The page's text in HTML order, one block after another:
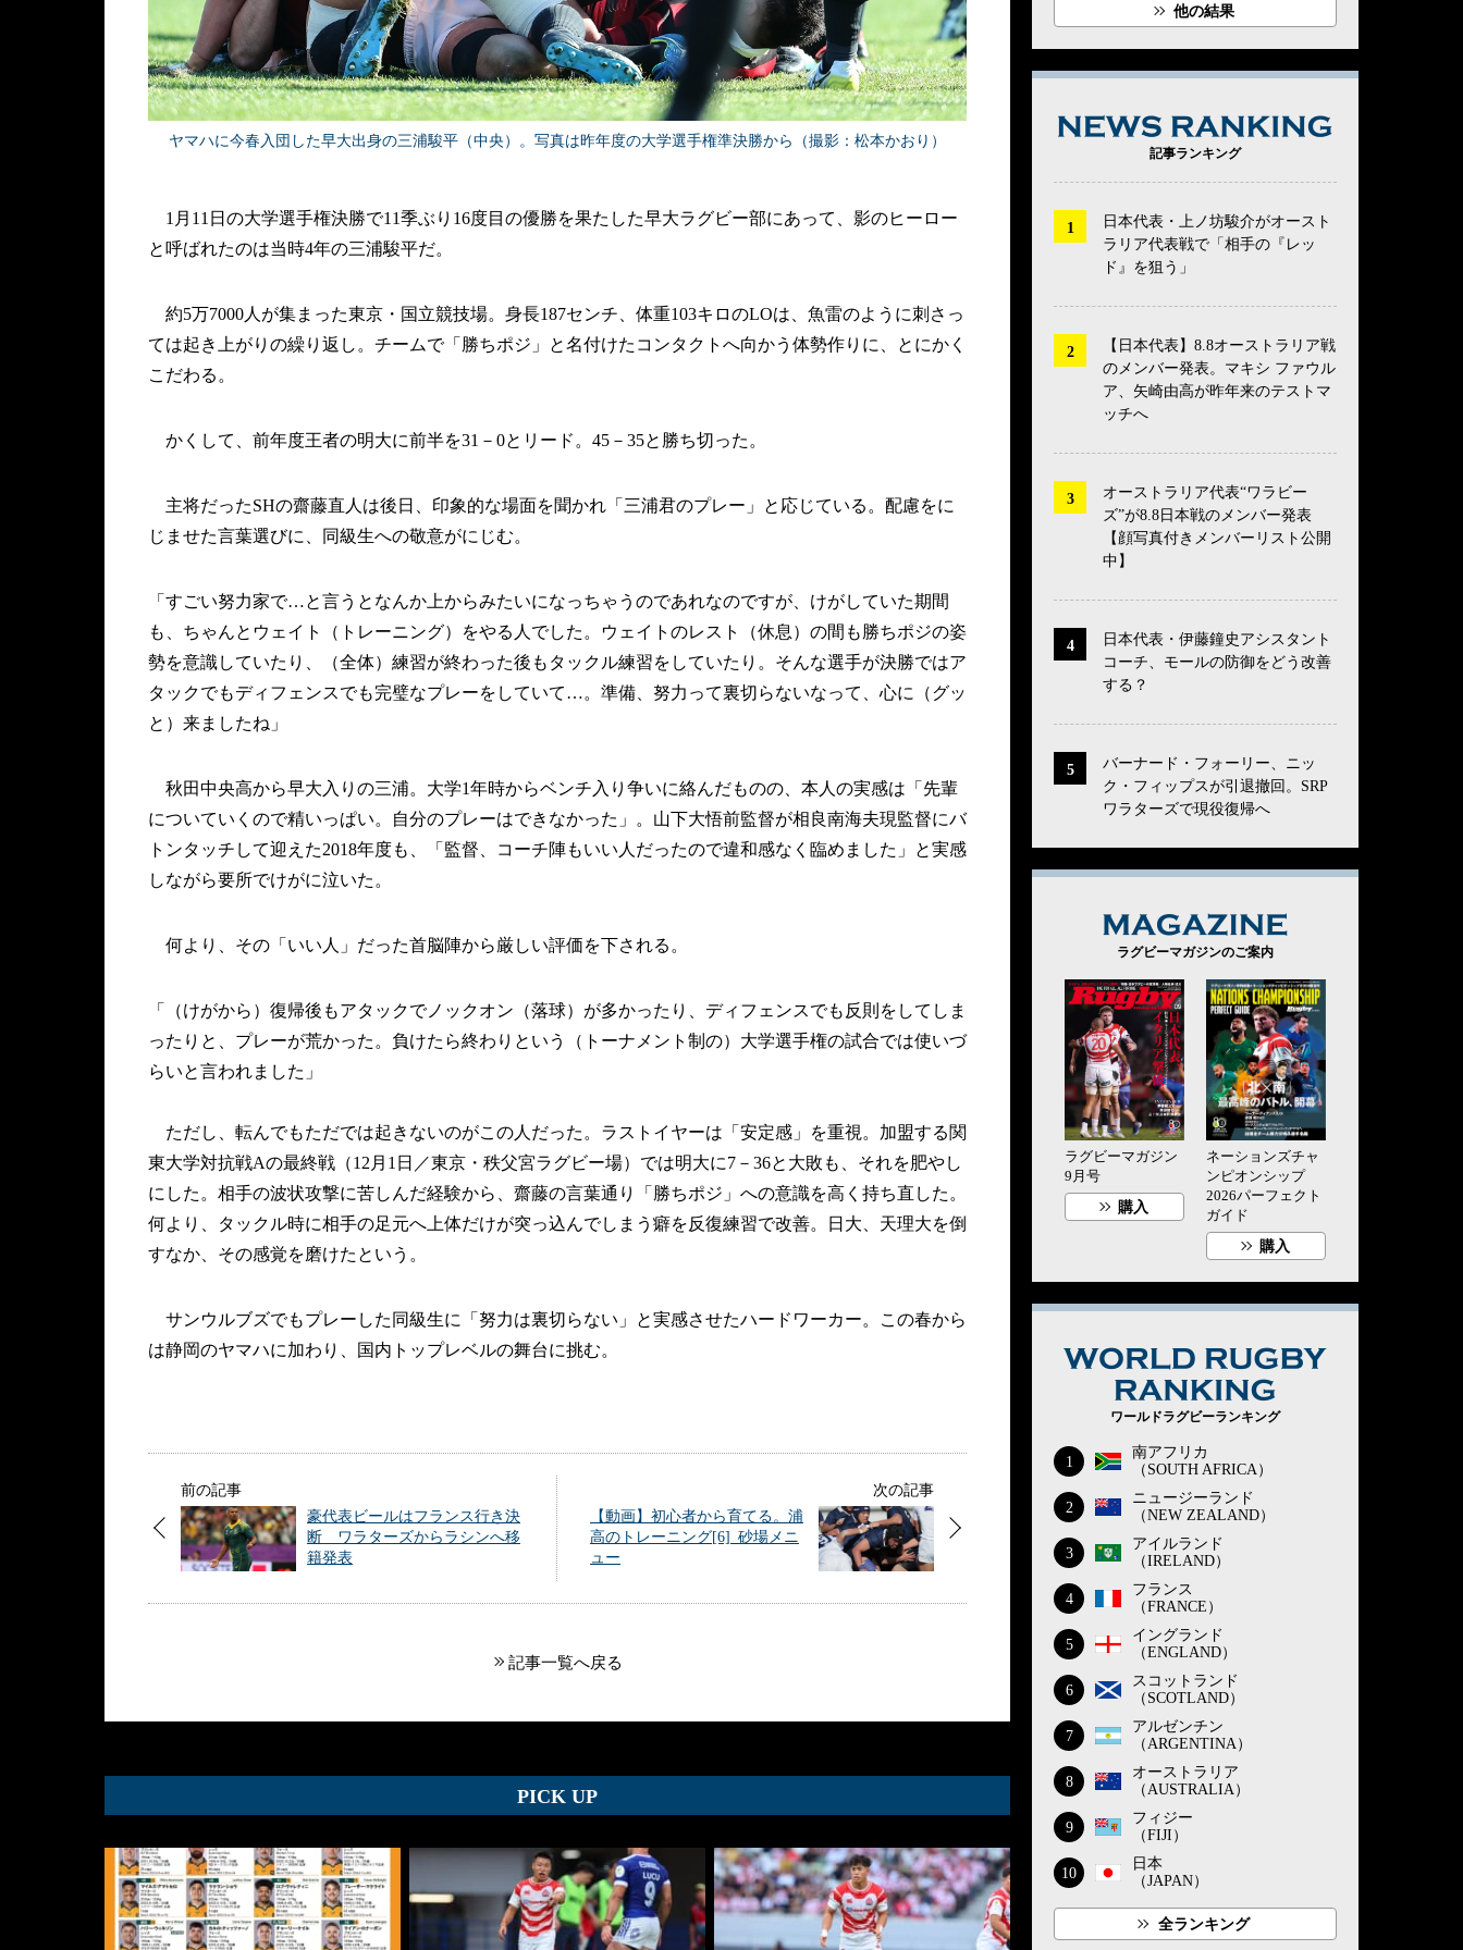
ヤマハに今春入団した早大出身の三浦駿平（中央）。写真は昨年度の大学選手権準決勝から（撮影：松本かおり）
1月11日の大学選手権決勝で11季ぶり16度目の優勝を果たした早大ラグビー部にあって、影のヒーロー
と呼ばれたのは当時4年の三浦駿平だ。
約5万7000人が集まった東京・国立競技場。身長187センチ、体重103キロのLOは、魚雷のように刺さっ
ては起き上がりの繰り返し。チームで「勝ちポジ」と名付けたコンタクトへ向かう体勢作りに、とにかく
こだわる。
かくして、前年度王者の明大に前半を31－0とリード。45－35と勝ち切った。
主将だったSHの齋藤直人は後日、印象的な場面を聞かれ「三浦君のプレー」と応じている。配慮をに
じませた言葉選びに、同級生への敬意がにじむ。
「すごい努力家で…と言うとなんか上からみたいになっちゃうのであれなのですが、けがしていた期間
も、ちゃんとウェイト（トレーニング）をやる人でした。ウェイトのレスト（休息）の間も勝ちポジの姿
勢を意識していたり、（全体）練習が終わった後もタックル練習をしていたり。そんな選手が決勝ではア
タックでもディフェンスでも完璧なプレーをしていて…。準備、努力って裏切らないなって、心に（グッ
と）来ましたね」
秋田中央高から早大入りの三浦。大学1年時からベンチ入り争いに絡んだものの、本人の実感は「先輩
についていくので精いっぱい。自分のプレーはできなかった」。山下大悟前監督が相良南海夫現監督にバ
トンタッチして迎えた2018年度も、「監督、コーチ陣もいい人だったので違和感なく臨めました」と実感
しながら要所でけがに泣いた。
何より、その「いい人」だった首脳陣から厳しい評価を下される。
「（けがから）復帰後もアタックでノックオン（落球）が多かったり、ディフェンスでも反則をしてしま
ったりと、プレーが荒かった。負けたら終わりという（トーナメント制の）大学選手権の試合では使いづ
らいと言われました」
ただし、転んでもただでは起きないのがこの人だった。ラストイヤーは「安定感」を重視。加盟する関
東大学対抗戦Aの最終戦（12月1日／東京・秩父宮ラグビー場）では明大に7－36と大敗も、それを肥やし
にした。相手の波状攻撃に苦しんだ経験から、齋藤の言葉通り「勝ちポジ」への意識を高く持ち直した。
何より、タックル時に相手の足元へ上体だけが突っ込んでしまう癖を反復練習で改善。日大、天理大を倒
すなか、その感覚を磨けたという。
サンウルブズでもプレーした同級生に「努力は裏切らない」と実感させたハードワーカー。この春から
は静岡のヤマハに加わり、国内トップレベルの舞台に挑む。
前の記事
豪代表ビールはフランス行き決
断 ワラターズからラシンへ移
籍発表
次の記事
【動画】初心者から育てる。浦
高のトレーニング[6]_砂場メニ
ュー
記事一覧へ戻る
PICK UP
他の結果
記事ランキング
日本代表・上ノ坊駿介がオースト
ラリア代表戦で「相手の『レッ
ド』を狙う」
【日本代表】8.8オーストラリア戦
のメンバー発表。マキシ ファウル
ア、矢崎由高が昨年来のテストマ
ッチへ
オーストラリア代表“ワラビー
ズ”が8.8日本戦のメンバー発表
【顔写真付きメンバーリスト公開
中】
日本代表・伊藤鐘史アシスタント
コーチ、モールの防御をどう改善
する？
バーナード・フォーリー、ニッ
ク・フィップスが引退撤回。SRP
ワラターズで現役復帰へ
ラグビーマガジンのご案内
ラグビーマガジン
9月号
購入
ネーションズチャ
ンピオンシップ
2026パーフェクト
ガイド
購入
ワールドラグビーランキング
1
南アフリカ
（SOUTH AFRICA）
2
ニュージーランド
（NEW ZEALAND）
3
アイルランド
（IRELAND）
4
フランス
（FRANCE）
5
イングランド
（ENGLAND）
6
スコットランド
（SCOTLAND）
7
アルゼンチン
（ARGENTINA）
8
オーストラリア
（AUSTRALIA）
9
フィジー
（FIJI）
10
日本
（JAPAN）
全ランキング